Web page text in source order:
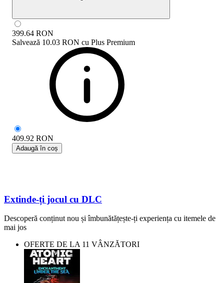
399.64 RON
Salvează 10.03 RON cu Plus Premium
409.92 RON
Adaugă în coș
Extinde-ți jocul cu DLC
Descoperă conținut nou și îmbunătățește-ți experiența cu itemele de
mai jos
OFERTE DE LA 11 VÂNZĂTORI